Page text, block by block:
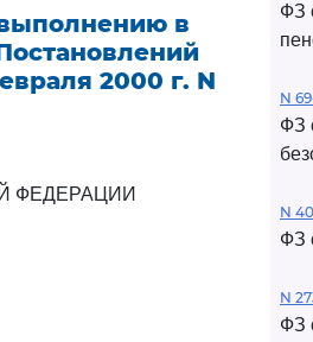
в
2000 г. N
ФЕДЕРАЦИИ
ФЗ
N
ФЗ
N
ФЗ
N
ФЗ